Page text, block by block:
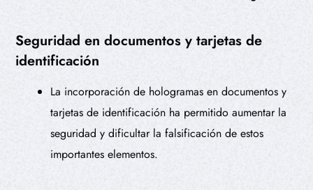
Seguridad en documentos y tarjetas de
identificación
La incorporación de hologramas en documentos y
tarjetas de identificación ha permitido aumentar la
seguridad y dificultar la falsificación de estos
importantes elementos.